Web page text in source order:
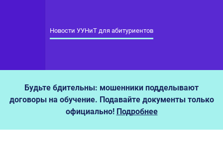
Новости УУНиТ для абитуриентов
Будьте бдительны: мошенники подделывают
договоры на обучение. Подавайте документы только
официально! Подробнее